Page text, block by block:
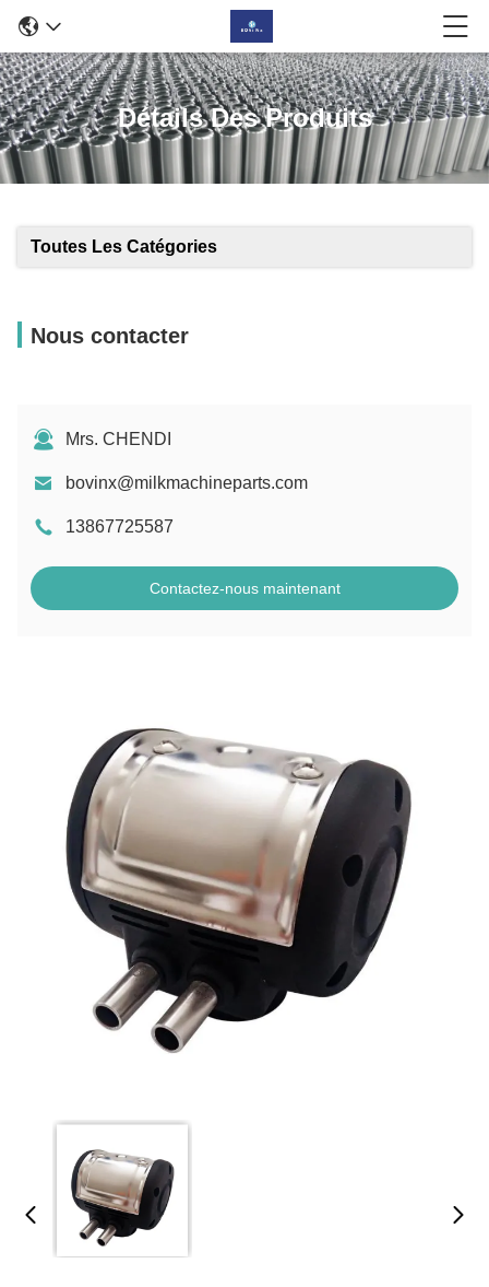
Détails Des Produits
Toutes Les Catégories
Nous contacter
Mrs. CHENDI
bovinx@milkmachineparts.com
13867725587
Contactez-nous maintenant